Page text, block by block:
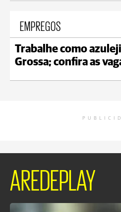
EMPREGOS
Trabalhe como
Grossa; confira as
AREDEPLAY